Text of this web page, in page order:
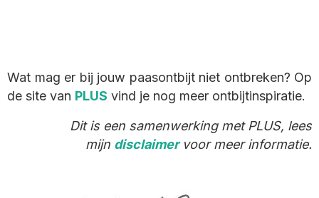
Wat mag er bij jouw paasontbijt niet ontbreken? Op
de site van PLUS vind je nog meer ontbijtinspiratie.
Dit is een samenwerking met PLUS, lees
mijn disclaimervoor meer informatie.